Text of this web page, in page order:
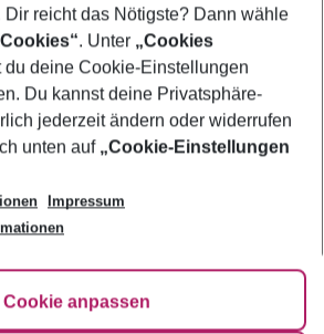
ändern
reicht das Nötigste? Dann wähle
. Unter „Cookies
du deine Cookie-Einstellungen
Du kannst deine Privatsphäre-
jederzeit ändern oder widerrufen
unten auf „Cookie-Einstellungen
Impressum
Cookie anpassen